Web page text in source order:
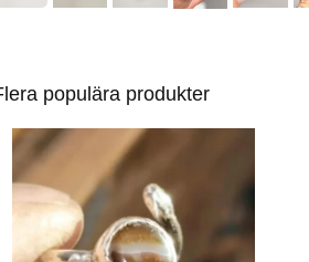
populära produkter